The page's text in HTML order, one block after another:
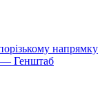
напрямку
— Генштаб